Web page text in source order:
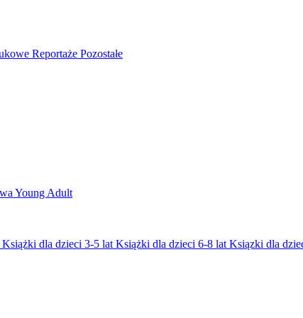
Reportaże Pozostałe
Young Adult
Książki dla dzieci 3-5 lat Książki dla dzieci 6-8 lat Ksiązki dla